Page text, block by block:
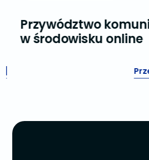
Przywództwo
w środowisku online